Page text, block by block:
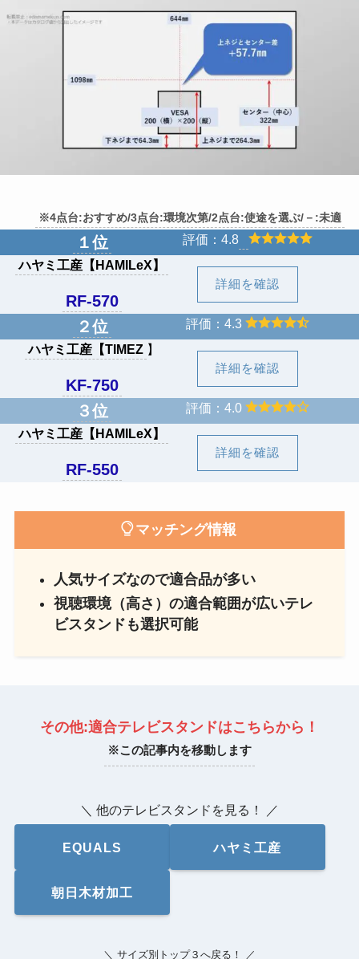
※4点台:おすすめ/3点台:環境次第/2点台:使途を選ぶ/－:未適
１位
評価：4.8
ハヤミ工産 【HAMILeX】
RF-570
詳細を確認
２位
評価：4.3
ハヤミ工産【TIMEZ 】
KF-750
詳細を確認
３位
評価：4.0
ハヤミ工産 【HAMILeX】
RF-550
詳細を確認
マッチング情報
人気サイズなので適合品が多い
視聴環境（高さ）の適合範囲が広いテレ
ビスタンドも選択可能
その他:適合テレビスタンドはこちらから！
※この記事内を移動します
＼ 他のテレビスタンドを見る！ ／
EQUALS ハヤミ工産
朝日木材加工
＼ サイズ別トップ３へ戻る！ ／